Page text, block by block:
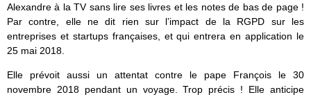
Alexandre à la TV sans lire ses livres et les notes de bas de page !
Par contre, elle ne dit rien sur l’impact de la RGPD sur les
entreprises et startups françaises, et qui entrera en application le
25 mai 2018.
Elle prévoit aussi un attentat contre le pape François le 30
novembre 2018 pendant un voyage. Trop précis ! Elle anticipe